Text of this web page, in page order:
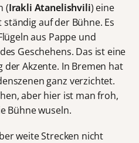
(Irakli Atanelishvili) eine
auf der Bühne. Es
aus Pappe und
Geschehens. Das ist eine
der Akzente. In Bremen hat
ganz verzichtet.
aber hier ist man froh,
Bühne wuseln.
weite Strecken nicht